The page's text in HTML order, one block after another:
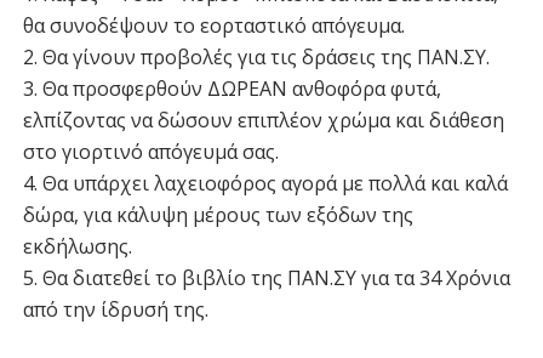
θα συνοδέψουν το εορταστικό απόγευμα.
2. Θα γίνουν προβολές για τις δράσεις της ΠΑΝ.ΣΥ.
3. Θα προσφερθούν ΔΩΡΕΑΝ ανθοφόρα φυτά,
ελπίζοντας να δώσουν επιπλέον χρώμα και διάθεση
στο γιορτινό απόγευμά σας.
4. Θα υπάρχει λαχειοφόρος αγορά με πολλά και καλά
δώρα, για κάλυψη μέρους των εξόδων της
εκδήλωσης.
5. Θα διατεθεί το βιβλίο της ΠΑΝ.ΣΥ για τα 34 Χρόνια
από την ίδρυσή της.